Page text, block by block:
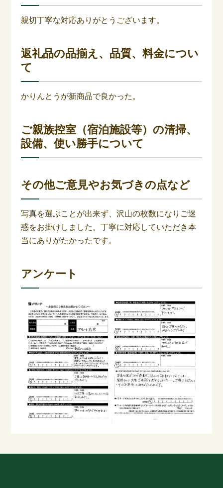
親切丁寧な対応ありがとうございます。
返礼品の品揃え、品質、料金につい
て
かりんとうが新商品で良かった。
ご親族控室（宿泊施設等）の清掃、
設備、使い勝手について
その他ご意見やお気づきの点など
写真を選ぶことが出来ず、沢山の枚数になりご迷
惑をお掛けしました。丁寧に対応していただき本
当にありがたかったです。
アンケート